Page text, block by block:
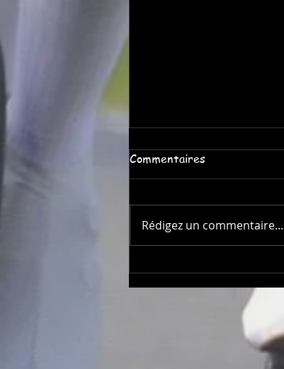
Le Roc Ruelles : Une
VTT pour les fêtes de
Commentaires
Rédigez un commentaire...